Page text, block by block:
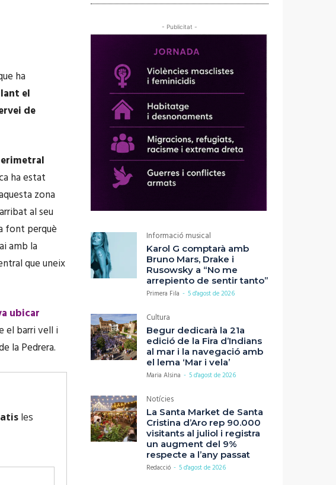
ha
el
de
ha estat
zona
al seu
font perquè
amb la
que uneix
ubicar
el barri vell i
la Pedrera.
- Publicitat -
Informació musical
Karol G comptarà amb
Bruno Mars, Drake i
Rusowsky a “No me
arrepiento de sentir tanto”
Primera Fila - 5 d'agost de 2026
Cultura
Begur dedicarà la 21a
edició de la Fira d’Indians
al mar i la navegació amb
el lema ‘Mar i vela’
Maria Alsina - 5 d'agost de 2026
Notícies
La Santa Market de Santa
Cristina d’Aro rep 90.000
visitants al juliol i registra
un augment del 9%
respecte a l’any passat
Redacció - 5 d'agost de 2026